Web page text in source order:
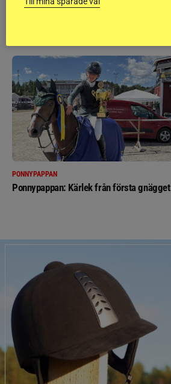
PONNYPAPPAN
Ponnypappan: Kärlek från första gnägget